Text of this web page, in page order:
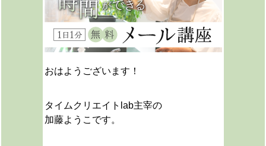
おはようございます！
タイムクリエイトlab主宰の
加藤ようこです。